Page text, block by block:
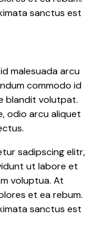
sanctus est
malesuada arcu
commodo id
blandit volutpat.
odio arcu aliquet
sadipscing elitr,
ut labore et
voluptua. At
et ea rebum.
sanctus est